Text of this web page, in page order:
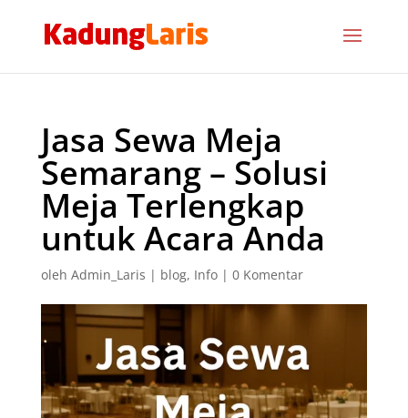
Jasa Sewa Meja
Semarang – Solusi
Meja Terlengkap
untuk Acara Anda
oleh Admin_Laris | blog, Info| 0 Komentar